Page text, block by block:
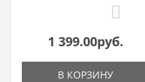
1 399.00руб.
В КОРЗИНУ